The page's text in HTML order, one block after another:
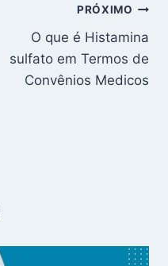
PRÓXIMO
O que é Histamina
sulfato em Termos de
Convênios Medicos